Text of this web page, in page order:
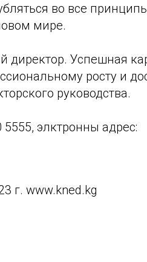
во все
мире.
Успешная
росту и
руководства.
элктронны адрес:
г. www.kned.kg